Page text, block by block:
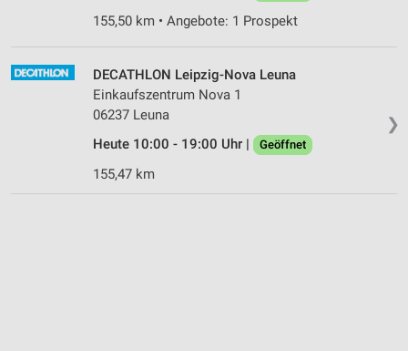
155,50 km • Angebote: 1 Prospekt
❯
DECATHLON Leipzig-Nova Leuna
Einkaufszentrum Nova 1
06237 Leuna
Heute 10:00 - 19:00 Uhr |
Geöffnet
155,47 km